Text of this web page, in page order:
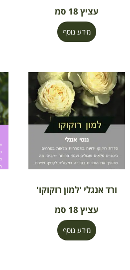
עציץ 18 סמ
מידע נוסף
ורד אנגלי 'למון רוקוקו'
עציץ 18 סמ
מידע נוסף